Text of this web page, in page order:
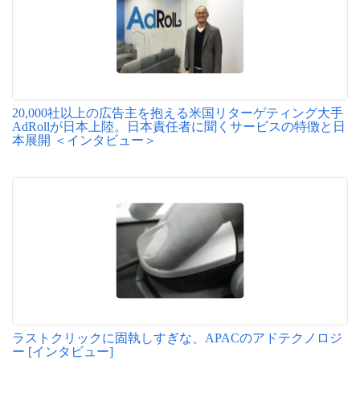
20,000社以上の広告主を抱える米国リターゲティング大手
AdRollが日本上陸。日本責任者に聞くサービスの特徴と日
本展開 ＜インタビュー＞
ラストクリックに固執しすぎな、APACのアドテクノロジ
ー [インタビュー]